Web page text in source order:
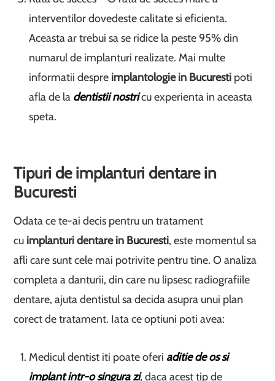
interventilor dovedeste calitate si eficienta.
Aceasta ar trebui sa se ridice la peste 95% din
numarul de implanturi realizate. Mai multe
informatii despre implantologie in Bucuresti poti
afla de la dentistii nostricu experienta in aceasta
speta.
Tipuri de implanturi dentare in
Bucuresti
Odata ce te-ai decis pentru un tratament
cu implanturi dentare in Bucuresti, este momentul sa
afli care sunt cele mai potrivite pentru tine. O analiza
completa a danturii, din care nu lipsesc radiografiile
dentare, ajuta dentistul sa decida asupra unui plan
corect de tratament. Iata ce optiuni poti avea:
Medicul dentist iti poate oferi aditie de os si
implant intr-o singura zi, daca acest tip de